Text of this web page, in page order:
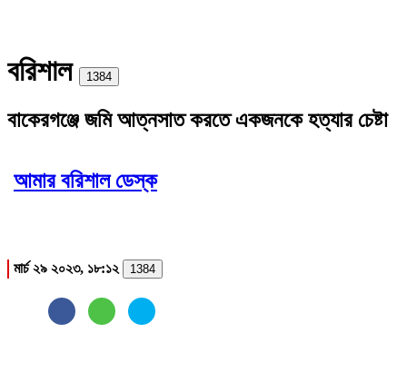
বরিশাল 1384
বাকেরগঞ্জে জমি আত্নসাত করতে একজনকে হত্যার চেষ্টা
আমার বরিশাল ডেস্ক
মার্চ ২৯ ২০২৩, ১৮:১২ 1384